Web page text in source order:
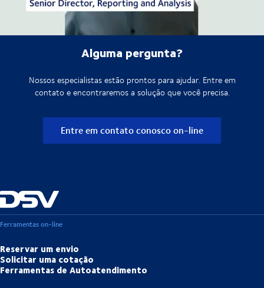
Alguma pergunta?
Nossos especialistas estão prontos para ajudar. Entre em
contato e encontraremos a solução que você precisa.
Entre em contato conosco on-line
Ferramentas on-line
Reservar um envio
Solicitar uma cotação
Ferramentas de Autoatendimento